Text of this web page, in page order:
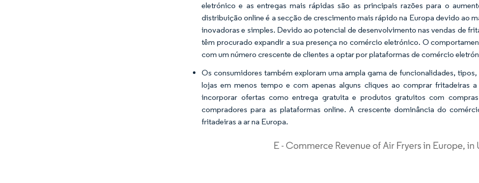
eletrónico e as entregas mais rápidas são as principais razões para o
distribuição online é a secção de crescimento mais rápido na Europa devido ao
inovadoras e simples. Devido ao potencial de desenvolvimento nas vendas de
têm procurado expandir a sua presença no comércio eletrónico. O
com um número crescente de clientes a optar por plataformas de comércio
Os consumidores também exploram uma ampla gama de funcionalidades,
lojas em menos tempo e com apenas alguns cliques ao comprar fritadeiras
incorporar ofertas como entrega gratuita e produtos gratuitos com
compradores para as plataformas online. A crescente dominância do
fritadeiras a ar na Europa.